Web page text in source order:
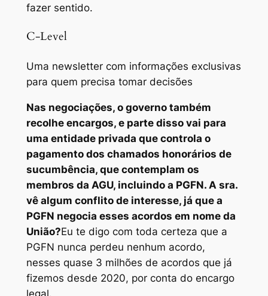
fazer sentido.
C-Level
Uma newsletter com informações exclusivas
para quem precisa tomar decisões
Nas negociações, o governo também
recolhe encargos, e parte disso vai para
uma entidade privada que controla o
pagamento dos chamados honorários de
sucumbência, que contemplam os
membros da AGU, incluindo a PGFN. A sra.
vê algum conflito de interesse, já que a
PGFN negocia esses acordos em nome da
União?Eu te digo com toda certeza que a
PGFN nunca perdeu nenhum acordo,
nesses quase 3 milhões de acordos que já
fizemos desde 2020, por conta do encargo
legal.